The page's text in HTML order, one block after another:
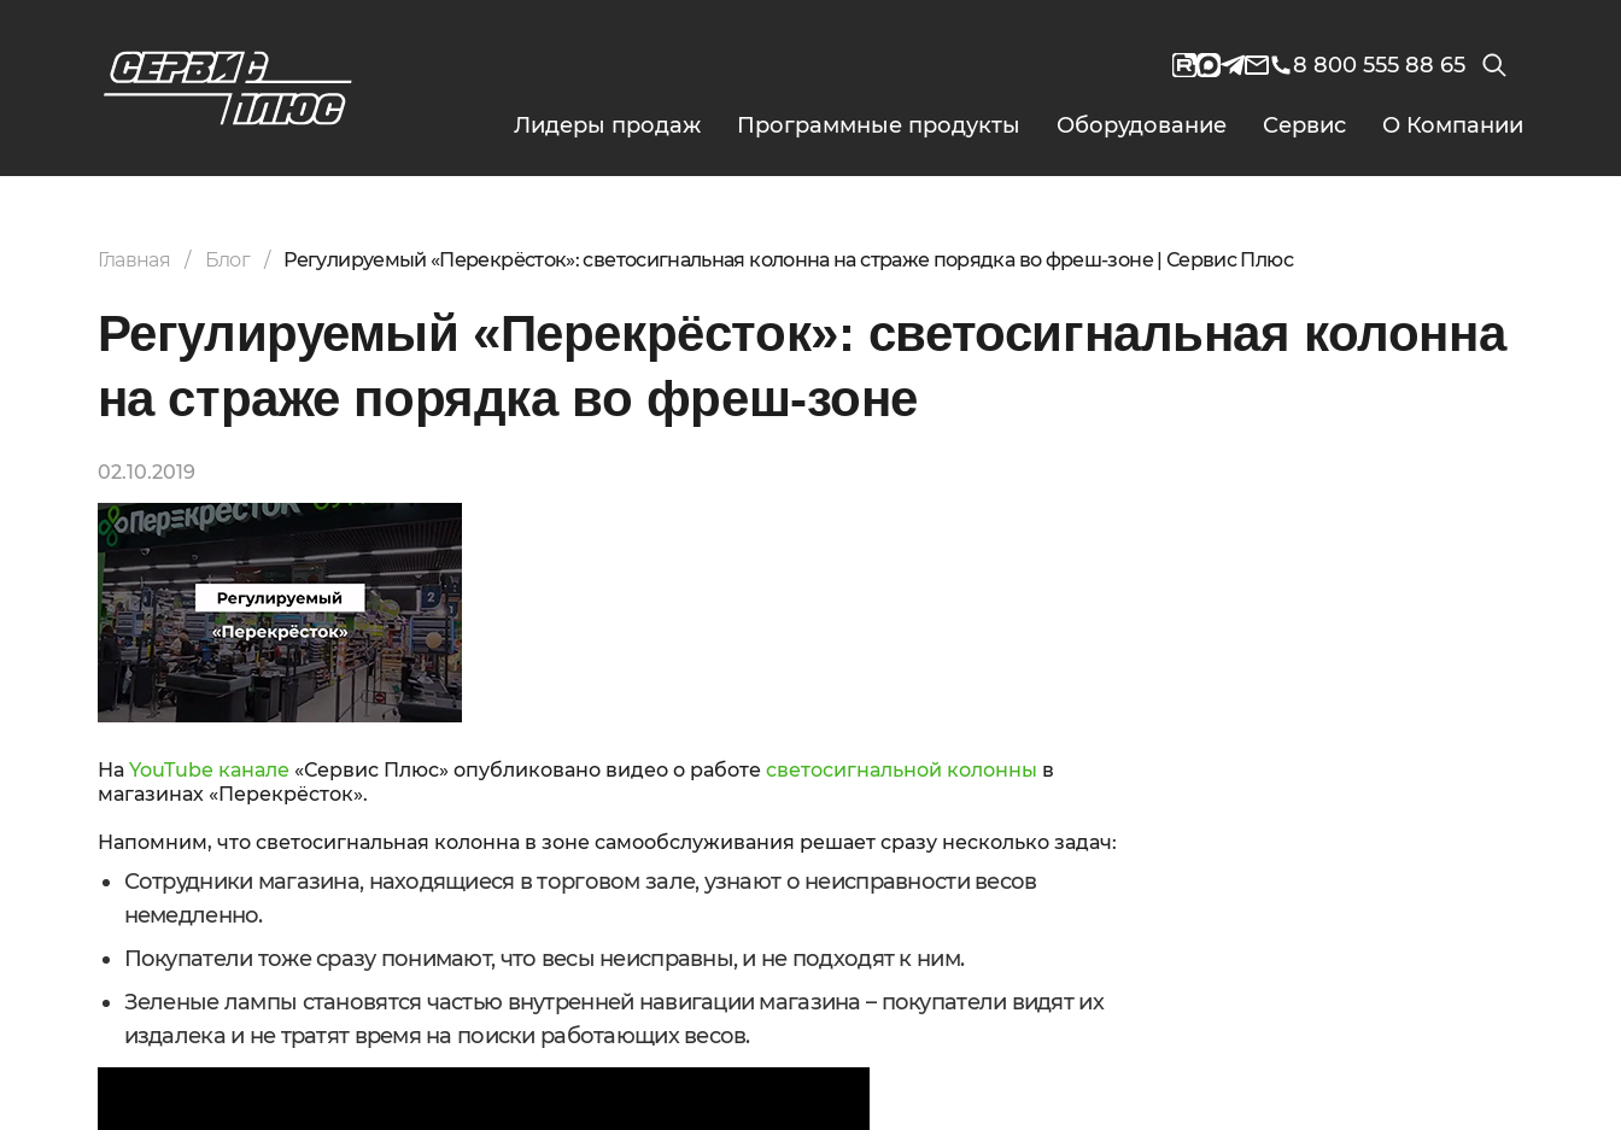
8 800 555 88 65
Лидеры продаж Программные продукты Оборудование Сервис О Компании
Главная Блог Регулируемый «Перекрёсток»: светосигнальная колонна на страже порядка во фреш-зоне | Сервис Плюс
Регулируемый «Перекрёсток»: светосигнальная колонна
на страже порядка во фреш-зоне
02.10.2019
На YouTube канале«Сервис Плюс» опубликовано видео о работе светосигнальной колонны в
магазинах «Перекрёсток».
Напомним, что светосигнальная колонна в зоне самообслуживания решает сразу несколько задач:
Сотрудники магазина, находящиеся в торговом зале, узнают о неисправности весов
немедленно.
Покупатели тоже сразу понимают, что весы неисправны, и не подходят к ним.
Зеленые лампы становятся частью внутренней навигации магазина – покупатели видят их
издалека и не тратят время на поиски работающих весов.